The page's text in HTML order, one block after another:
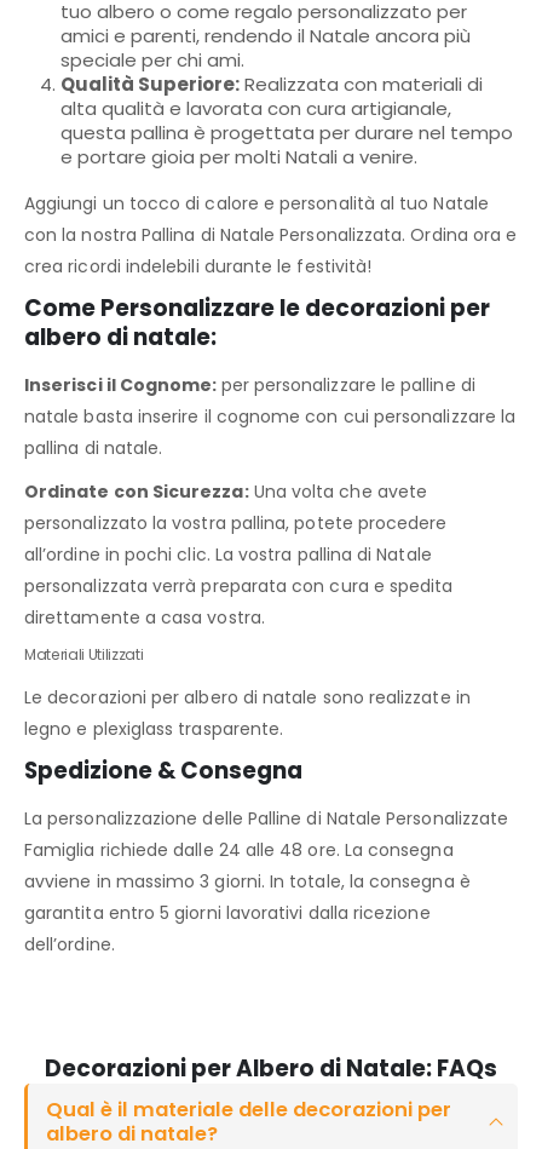
tuo albero o come regalo personalizzato per
amici e parenti, rendendo il Natale ancora più
speciale per chi ami.
Qualità Superiore:Realizzata con materiali di
alta qualità e lavorata con cura artigianale,
questa pallina è progettata per durare nel tempo
e portare gioia per molti Natali a venire.
Aggiungi un tocco di calore e personalità al tuo Natale
con la nostra Pallina di Natale Personalizzata. Ordina ora e
crea ricordi indelebili durante le festività!
Come Personalizzare le decorazioni per
albero di natale:
Inserisci il Cognome: per personalizzare le palline di
natale basta inserire il cognome con cui personalizzare la
pallina di natale.
Ordinate con Sicurezza:Una volta che avete
personalizzato la vostra pallina, potete procedere
all’ordine in pochi clic. La vostra pallina di Natale
personalizzata verrà preparata con cura e spedita
direttamente a casa vostra.
Materiali Utilizzati
Le decorazioni per albero di natale sono realizzate in
legno e plexiglass trasparente.
Spedizione & Consegna
La personalizzazione delle Palline di Natale Personalizzate
Famiglia richiede dalle 24 alle 48 ore. La consegna
avviene in massimo 3 giorni. In totale, la consegna è
garantita entro 5 giorni lavorativi dalla ricezione
dell’ordine.
Decorazioni per Albero di Natale: FAQs
Qual è il materiale delle decorazioni per
albero di natale?